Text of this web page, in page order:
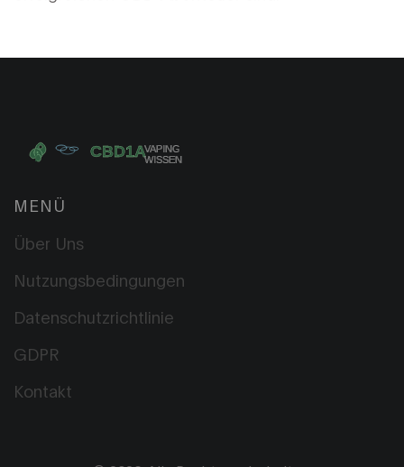
MENÜ
Über Uns
Nutzungsbedingungen
Datenschutzrichtlinie
GDPR
Kontakt